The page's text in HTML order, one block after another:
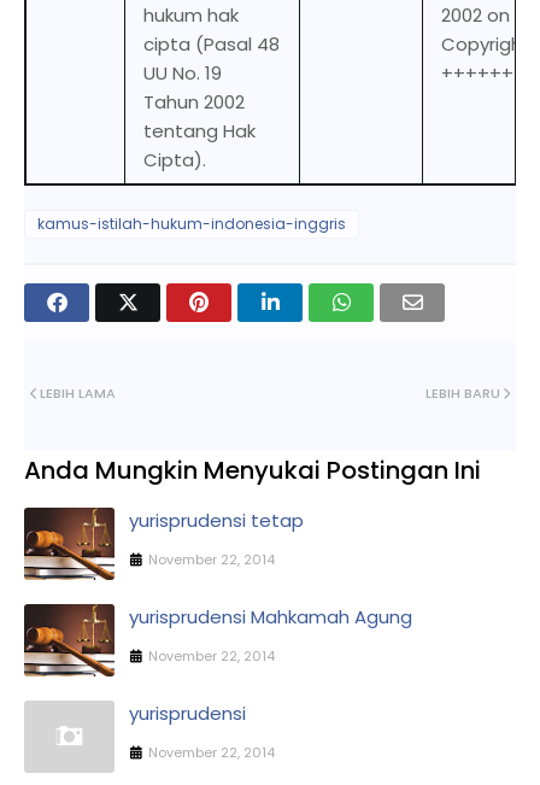
hukum hak
cipta (Pasal 48
UU No. 19
Tahun 2002
tentang Hak
Cipta).
2002 on
+++++++
kamus-istilah-hukum-indonesia-inggris
LEBIH BARU
LEBIH LAMA
Anda Mungkin Menyukai Postingan Ini
yurisprudensi tetap
November 22, 2014
yurisprudensi Mahkamah Agung
November 22, 2014
yurisprudensi
November 22, 2014